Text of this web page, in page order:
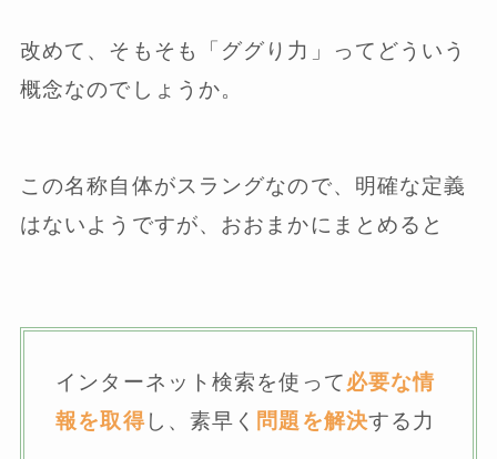
改めて、そもそも「ググり力」ってどういう
概念なのでしょうか。
この名称自体がスラングなので、明確な定義
はないようですが、おおまかにまとめると
インターネット検索を使って必要な情
報を取得し、素早く 問題を解決する力